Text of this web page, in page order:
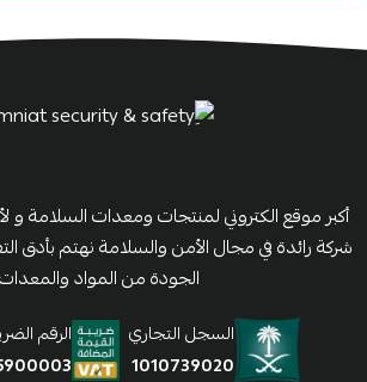
أكبر موقع الكتروني لمنتجات ومعدات السلامة و
شركة رائدة في مجال الأمن والسلامة نهتم بأدق
الجودة من المواد والمعدات
السجل التجاري
1010739020
الرقم